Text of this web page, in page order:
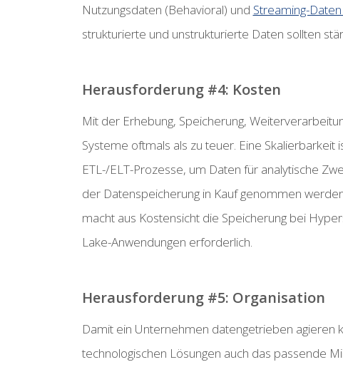
Nutzungsdaten (Behavioral) und Streaming-
strukturierte und unstrukturierte Daten sollten
Herausforderung #4: Kosten
Mit der Erhebung, Speicherung,
Systeme oftmals als zu teuer. Eine
ETL-/ELT-Prozesse, um Daten für analytische
der Datenspeicherung in Kauf genommen
macht aus Kostensicht die Speicherung bei
Lake-Anwendungen erforderlich.
Herausforderung #5: Organisation
Damit ein Unternehmen datengetrieben agieren
technologischen Lösungen auch das passende